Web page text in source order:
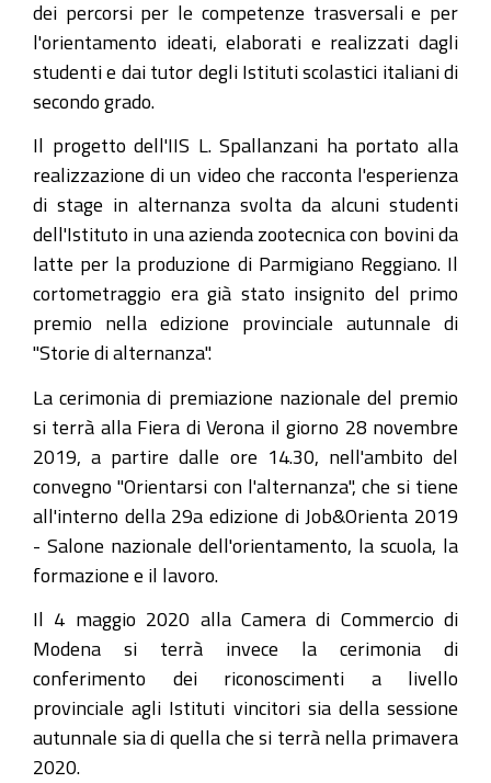
dei percorsi per le competenze trasversali e per
l'orientamento ideati, elaborati e realizzati dagli
studenti e dai tutor degli Istituti scolastici italiani di
secondo grado.
Il progetto dell'IIS L. Spallanzani ha portato alla
realizzazione di un video che racconta l'esperienza
di stage in alternanza svolta da alcuni studenti
dell'Istituto in una azienda zootecnica con bovini da
latte per la produzione di Parmigiano Reggiano. Il
cortometraggio era già stato insignito del primo
premio nella edizione provinciale autunnale di
"Storie di alternanza".
La cerimonia di premiazione nazionale del premio
si terrà alla Fiera di Verona il giorno 28 novembre
2019, a partire dalle ore 14.30, nell'ambito del
convegno "Orientarsi con l'alternanza", che si tiene
all'interno della 29a edizione di Job&Orienta 2019
- Salone nazionale dell'orientamento, la scuola, la
formazione e il lavoro.
Il 4 maggio 2020 alla Camera di Commercio di
Modena si terrà invece la cerimonia di
conferimento dei riconoscimenti a livello
provinciale agli Istituti vincitori sia della sessione
autunnale sia di quella che si terrà nella primavera
2020.